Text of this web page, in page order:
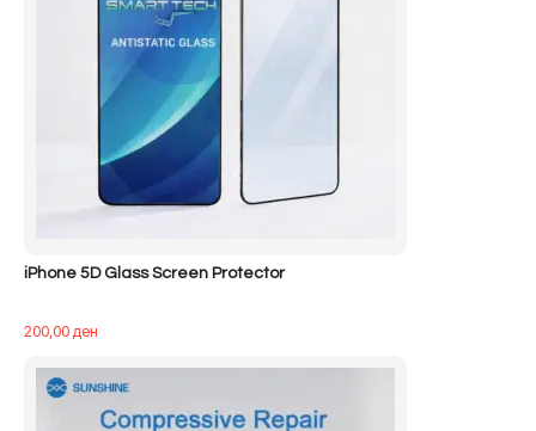
iPhone 5D Glass Screen Protector
200,00ден